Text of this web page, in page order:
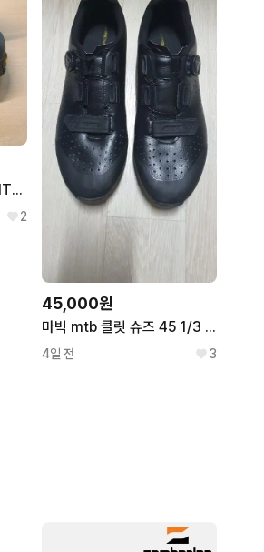
시마노 자전거 고어텍스 MTB슈즈
2
45,000원
마빅 mtb 클릿 슈즈 45 1/3 (290)
4일 전 3